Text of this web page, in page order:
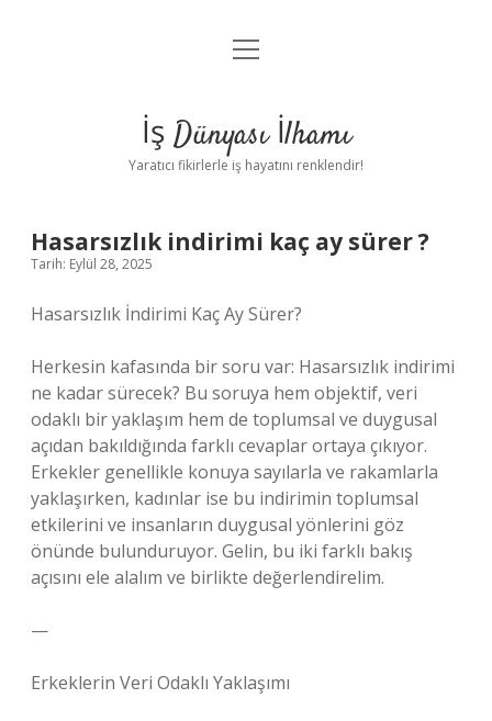
Anasayfa
Yasal Uyarı
menüyü
İş Dünyası İlhamı
Yaratıcı fikirlerle iş hayatını renklendir!
Hasarsızlık indirimi kaç ay sürer ?
Tarih: Eylül 28, 2025
Hasarsızlık İndirimi Kaç Ay Sürer?
Herkesin kafasında bir soru var: Hasarsızlık indirimi
ne kadar sürecek? Bu soruya hem objektif, veri
odaklı bir yaklaşım hem de toplumsal ve duygusal
açıdan bakıldığında farklı cevaplar ortaya çıkıyor.
Erkekler genellikle konuya sayılarla ve rakamlarla
yaklaşırken, kadınlar ise bu indirimin toplumsal
etkilerini ve insanların duygusal yönlerini göz
önünde bulunduruyor. Gelin, bu iki farklı bakış
açısını ele alalım ve birlikte değerlendirelim.
—
Erkeklerin Veri Odaklı Yaklaşımı